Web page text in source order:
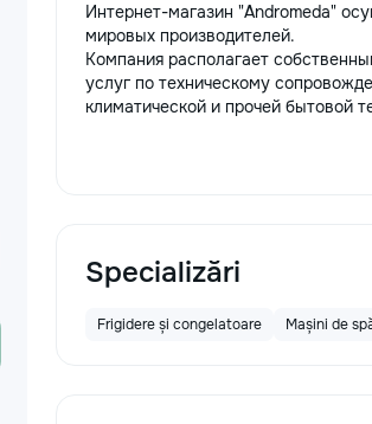
Интернет-магазин "Andromeda"
мировых производителей.
Компания располагает
услуг по техническому
климатической и прочей бытовой
Specializări
Frigidere și congelatoare Mașini de